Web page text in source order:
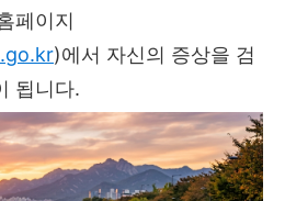
페이지
)에서 자신의 증상을 검
됩니다.